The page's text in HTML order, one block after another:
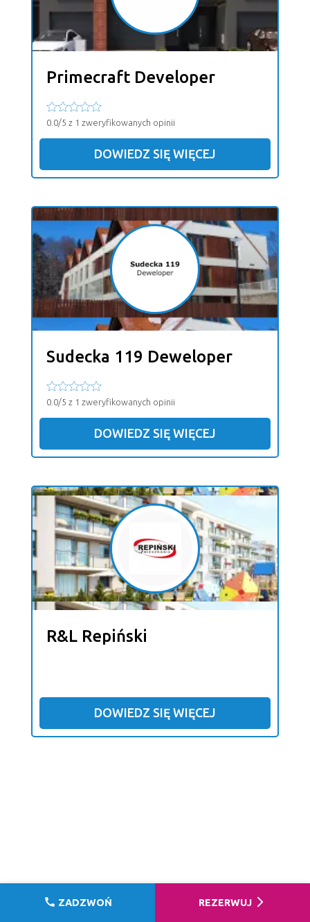
Primecraft Developer
0.0/5 z 1 zweryfikowanych opinii
DOWIEDZ SIĘ WIĘCEJ
Sudecka 119 Deweloper
0.0/5 z 1 zweryfikowanych opinii
DOWIEDZ SIĘ WIĘCEJ
R&L Repiński
DOWIEDZ SIĘ WIĘCEJ
call ZADZWOŃ REZERWUJ arrow_forward_ios